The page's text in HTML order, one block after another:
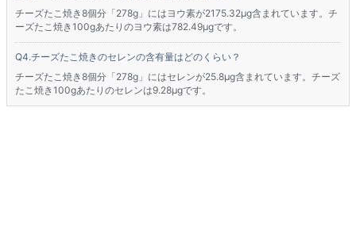
チーズたこ焼き8個分「278g」にはヨウ素が2175.32μg含まれています。チ
ーズたこ焼き100gあたりのヨウ素は782.49μgです。
チーズたこ焼きのセレンの含有量はどのくらい？
チーズたこ焼き8個分「278g」にはセレンが25.8μg含まれています。チーズ
たこ焼き100gあたりのセレンは9.28μgです。